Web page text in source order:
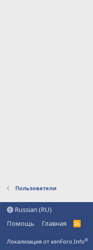
Пользователи
Russian (RU)
Помощь
Главная
R
Локализация от xenForo.Info®